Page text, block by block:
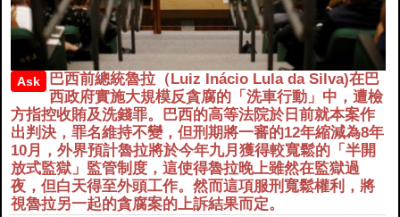
Ask
巴西前總統魯拉（Luiz Inácio Lula da Silva)在巴
西政府實施大規模反貪腐的「洗車行動」中，遭檢
方指控收賄及洗錢罪。巴西的高等法院於日前就本案作
出判決，罪名維持不變，但刑期將一審的12年縮減為8年
10月，外界預計魯拉將於今年九月獲得較寬鬆的「半開
放式監獄」監管制度，這使得魯拉晚上雖然在監獄過
夜，但白天得至外頭工作。然而這項服刑寬鬆權利，將
視魯拉另一起的貪腐案的上訴結果而定。